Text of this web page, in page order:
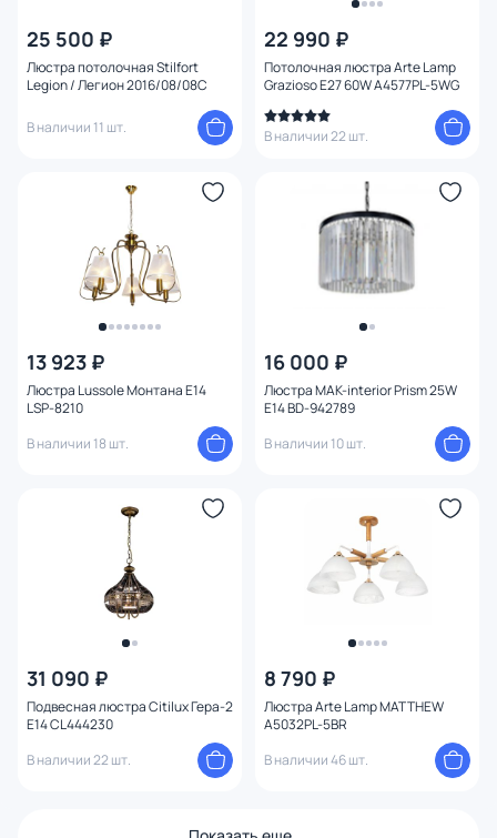
25 500 ₽
Люстра потолочная Stilfort
Legion / Легион 2016/08/08C
В наличии 11 шт.
22 990 ₽
Потолочная люстра Arte Lamp
Grazioso E27 60W A4577PL-5WG
В наличии 22 шт.
13 923 ₽
Люстра Lussole Монтана E14
LSP-8210
В наличии 18 шт.
16 000 ₽
Люстра MAK-interior Prism 25W
E14 BD-942789
В наличии 10 шт.
31 090 ₽
Подвесная люстра Citilux Гера-2
E14 CL444230
В наличии 22 шт.
8 790 ₽
Люстра Arte Lamp MATTHEW
A5032PL-5BR
В наличии 46 шт.